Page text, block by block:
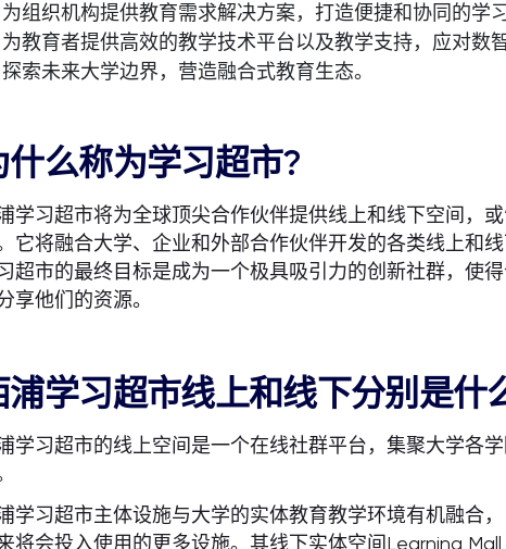
为组织机构提供教育需求解决方案，打造便捷和协同的学
为教育者提供高效的教学技术平台以及教学支持，应对数
探索未来大学边界，营造融合式教育生态。
什么称为学习超市?
学习超市将为全球顶尖合作伙伴提供线上和线下空间，
它将融合大学、企业和外部合作伙伴开发的各类线上和
超市的最终目标是成为一个极具吸引力的创新社群，使
享他们的资源。
浦学习超市线上和线下分别是什
学习超市的线上空间是一个在线社群平台，集聚大学各
学习超市主体设施与大学的实体教育教学环境有机融合
将会投入使用的更多设施。其线下实体空间Learning